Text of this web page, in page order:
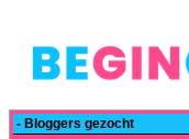
- Bloggers gezocht